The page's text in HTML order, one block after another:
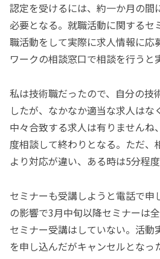
認定を受けるには、約一か月の間
必要となる。就職活動に関するセ
職活動をして実際に求人情報に応
ワークの相談窓口で相談を行うと
私は技術職だったので、自分の技
したが、なかなか適当な求人はな
中々合致する求人は有りませんね
度相談して終わりとなる。ただ、
より対応が違い、ある時は5分程度
セミナーも受講しようと電話で申
の影響で3月中旬以降セミナーは
セミナー受講はしていない。活動
を申し込んだがキャンセルとなっ